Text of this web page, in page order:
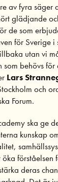
av fyra säger
glädjande
de som
för Sverige i
utan vi
som behövs för
Lars
och
Forum.
ska ge
kunskap
förståelsen
deras